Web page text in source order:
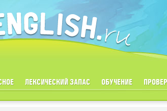
ЛЕКСИЧЕСКИЙ ЗАПАС ОБУЧЕНИЕ